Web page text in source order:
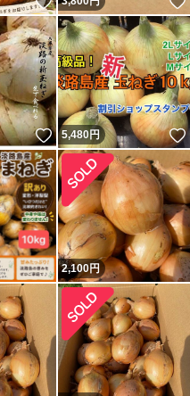
いいね！
5,480円
2,100円